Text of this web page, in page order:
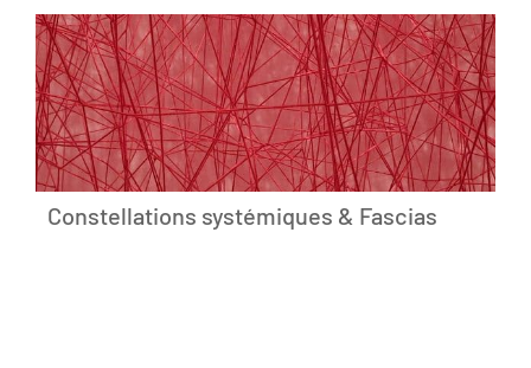
Constellations systémiques & Fascias